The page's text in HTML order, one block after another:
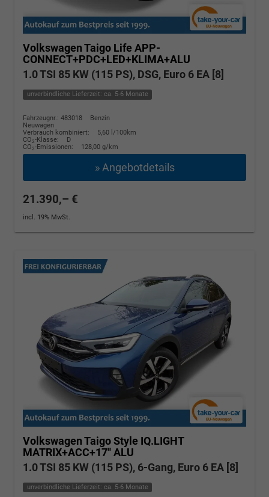
Volkswagen Taigo Life APP-
CONNECT+PDC+LED+KLIMA+ALU
1.0 TSI 85 KW (115 PS), DSG, Euro 6 EA [8]
unverbindliche Lieferzeit: ca. 5-6 Monate
Fahrzeugnr.: 483018
Benzin
Neuwagen
Verbrauch kombiniert:
5,60 l/100km
CO2-Klasse:
D
CO2-Emissionen: 128,00 g/km
» Angebotdetails
21.390,– €
incl. 19% MwSt.
Volkswagen TaigoStyle IQ.LIGHT
MATRIX+ACC+17'' ALU
1.0 TSI 85 KW (115 PS), 6-Gang, Euro 6 EA [8]
unverbindliche Lieferzeit: ca. 5-6 Monate